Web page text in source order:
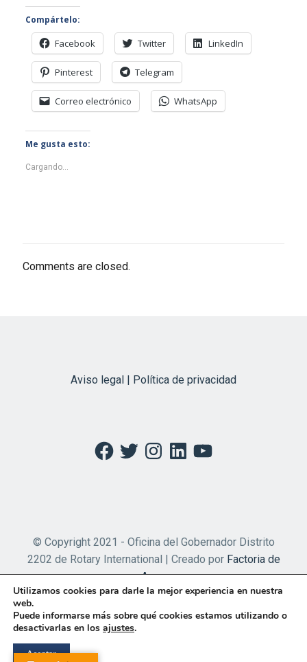
Compártelo:
Facebook Twitter LinkedIn
Pinterest Telegram
Correo electrónico WhatsApp
Me gusta esto:
Cargando...
Comments are closed.
Aviso legal | Política de privacidad
Facebook
TwitterInstagramLinkedInYouTube
© Copyright 2021 - Oficina del Gobernador Distrito
2202 de Rotary International | Creado por Factoria de
Apps
Utilizamos cookies para darle la mejor experiencia en nuestra
web.
Puede informarse más sobre qué cookies estamos utilizando o
desactivarlas en los ajustes.
Aceptar